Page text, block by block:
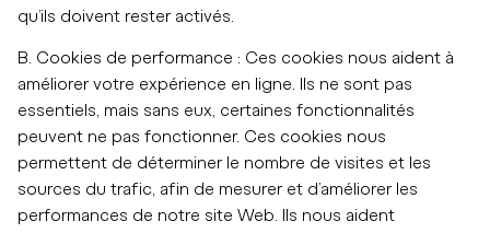
qu’ils doivent rester activés.
B. Cookies de performance : Ces cookies nous aident à
améliorer votre expérience en ligne. Ils ne sont pas
essentiels, mais sans eux, certaines fonctionnalités
peuvent ne pas fonctionner. Ces cookies nous
permettent de déterminer le nombre de visites et les
sources du trafic, afin de mesurer et d’améliorer les
performances de notre site Web. Ils nous aident